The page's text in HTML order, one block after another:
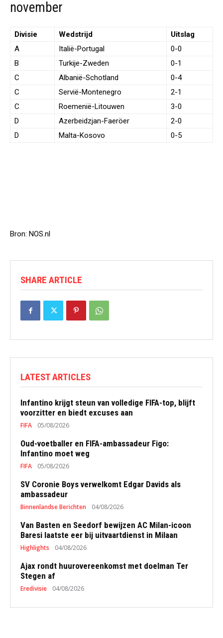
november
Divisie Wedstrijd
Uitslag
A
Italië-Portugal
0-0
B
Turkije-Zweden
0-1
C
Albanië-Schotland
0-4
C
Servië-Montenegro
2-1
C
Roemenië-Litouwen
3-0
D
Azerbeidzjan-Faeröer
2-0
D
Malta-Kosovo 0-5
Bron: NOS.nl
SHARE ARTICLE
LATEST ARTICLES
Infantino krijgt steun van volledige FIFA-top, blijft
voorzitter en biedt excuses aan
FIFA 05/08/2026
Oud-voetballer en FIFA-ambassadeur Figo:
Infantino moet weg
FIFA 05/08/2026
SV Coronie Boys verwelkomt Edgar Davids als
ambassadeur
Binnenlandse Berichten 04/08/2026
Van Basten en Seedorf bewijzen AC Milan-icoon
Baresi laatste eer bij uitvaartdienst in Milaan
Highlights 04/08/2026
Ajax rondt huurovereenkomst met doelman Ter
Stegen af
Eredivisie 04/08/2026